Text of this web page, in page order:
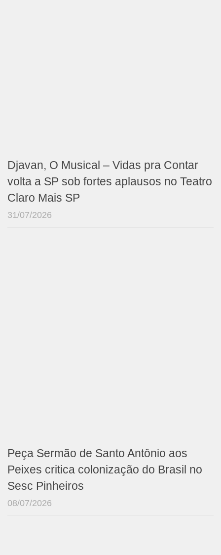
Djavan, O Musical – Vidas pra Contar
volta a SP sob fortes aplausos no Teatro
Claro Mais SP
31/07/2026
Peça Sermão de Santo Antônio aos
Peixes critica colonização do Brasil no
Sesc Pinheiros
08/07/2026